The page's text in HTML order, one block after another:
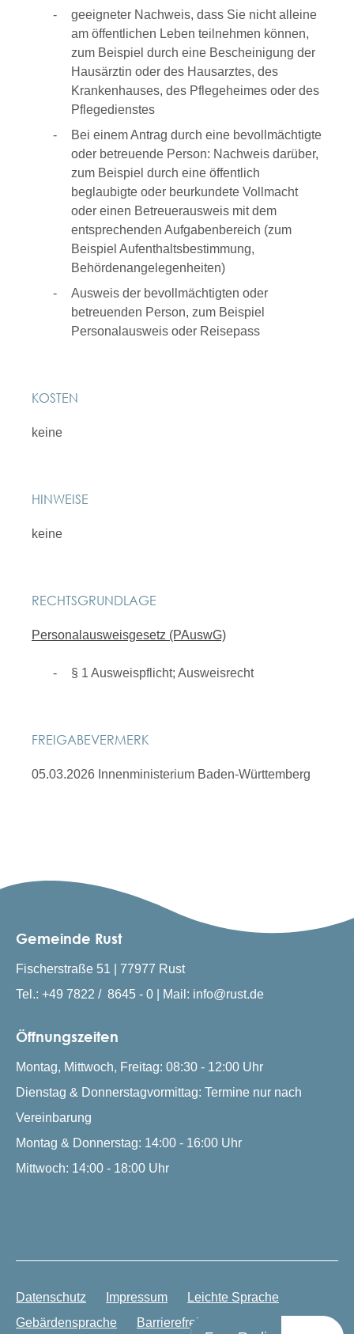
geeigneter Nachweis, dass Sie nicht alleine
am öffentlichen Leben teilnehmen können,
zum Beispiel durch eine Bescheinigung der
Hausärztin oder des Hausarztes, des
Krankenhauses, des Pflegeheimes oder des
Pflegedienstes
Bei einem Antrag durch eine bevollmächtigte
oder betreuende Person: Nachweis darüber,
zum Beispiel durch eine öffentlich
beglaubigte oder beurkundete Vollmacht
oder einen Betreuerausweis mit dem
entsprechenden Aufgabenbereich (zum
Beispiel Aufenthaltsbestimmung,
Behördenangelegenheiten)
Ausweis der bevollmächtigten oder
betreuenden Person, zum Beispiel
Personalausweis oder Reisepass
KOSTEN
keine
HINWEISE
keine
RECHTSGRUNDLAGE
Personalausweisgesetz (PAuswG)
§ 1 Ausweispflicht; Ausweisrecht
FREIGABEVERMERK
05.03.2026 Innenministerium Baden-Württemberg
Gemeinde Rust
Fischerstraße 51 | 77977 Rust
Tel.: +49 7822 / 8645 - 0 | Mail: info@rust.de
Öffnungszeiten
Montag, Mittwoch, Freitag: 08:30 - 12:00 Uhr
Dienstag & Donnerstagvormittag: Termine nur nach
Vereinbarung
Montag & Donnerstag: 14:00 - 16:00 Uhr
Mittwoch: 14:00 - 18:00 Uhr
Datenschutz Impressum
Leichte Sprache
Gebärdensprache
Barrierefreiheit